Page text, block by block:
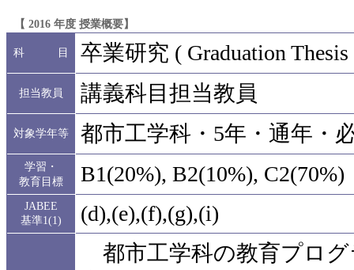
【 2016 年度 授業概要】
科 目 卒業研究 ( Graduation Thesis
担当教員 講義科目担当教員
対象学年等 都市工学科・5年・通年・
学習・
教育目標
B1(20%), B2(10%), C2(70%)
JABEE
基準1(1)
(d),(e),(f),(g),(i)
都市工学科の教育プロ